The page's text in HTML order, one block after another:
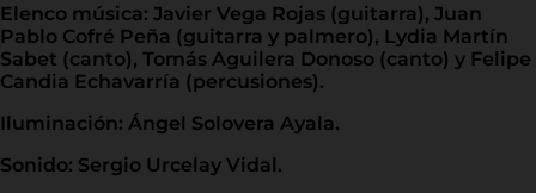
Elenco música: Javier Vega Rojas (guitarra), Juan
Pablo Cofré Peña (guitarra y palmero), Lydia Martín
Sabet (canto), Tomás Aguilera Donoso (canto) y Felipe
Candia Echavarría (percusiones).
Iluminación: Ángel Solovera Ayala.
Sonido: Sergio Urcelay Vidal.